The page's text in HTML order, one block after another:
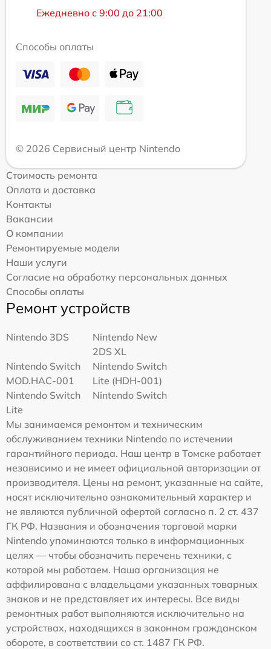
Ежедневно с 9:00 до 21:00
Способы оплаты
© 2026 Сервисный центр Nintendo
Стоимость ремонта
Оплата и доставка
Контакты
Вакансии
О компании
Ремонтируемые модели
Наши услуги
Согласие на обработку персональных данных
Способы оплаты
Ремонт устройств
Nintendo 3DS
Nintendo New
2DS XL
Nintendo Switch
MOD.HAC-001
Nintendo Switch
Lite (HDH-001)
Nintendo Switch
Lite
Nintendo Switch
Мы занимаемся ремонтом и техническим
обслуживанием техники Nintendo по истечении
гарантийного периода. Наш центр в Томске работает
независимо и не имеет официальной авторизации от
производителя. Цены на ремонт, указанные на сайте,
носят исключительно ознакомительный характер и
не являются публичной офертой согласно п. 2 ст. 437
ГК РФ. Названия и обозначения торговой марки
Nintendo упоминаются только в информационных
целях — чтобы обозначить перечень техники, с
которой мы работаем. Наша организация не
аффилирована с владельцами указанных товарных
знаков и не представляет их интересы. Все виды
ремонтных работ выполняются исключительно на
устройствах, находящихся в законном гражданском
обороте, в соответствии со ст. 1487 ГК РФ.